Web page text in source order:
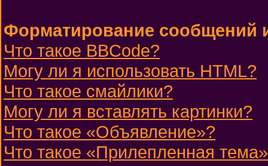
Форматирование сообщений
Что такое BBCode?
Могу ли я использовать HTML?
Что такое смайлики?
Могу ли я вставлять картинки?
Что такое «Объявление»?
Что такое «Прилепленная